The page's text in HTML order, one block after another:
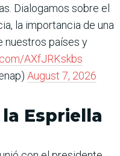
Dialogamos sobre el
la importancia de una
nuestros países y
AXfJRKskbs
August 7, 2026
Espriella